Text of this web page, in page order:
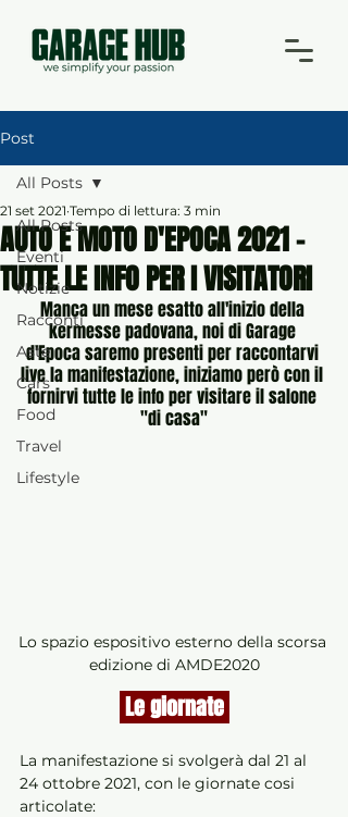
Post
All Posts
Eventi
Notizie
Racconti
Aste
Cars
Food
Travel
Lifestyle
All Posts
AUTO E MOTO D'EPOCA 2021 -
TUTTE LE INFO PER I VISITATORI
21 set 2021 Tempo di lettura: 3 min
Manca un mese esatto all'inizio della
kermesse padovana, noi di Garage
d'Epoca saremo presenti per raccontarvi
live la manifestazione, iniziamo però con il
fornirvi tutte le info per visitare il salone
"di casa"
Lo spazio espositivo esterno della scorsa
edizione di AMDE2020
Le giornate
La manifestazione si svolgerà dal 21 al
24 ottobre 2021, con le giornate cosi
articolate: